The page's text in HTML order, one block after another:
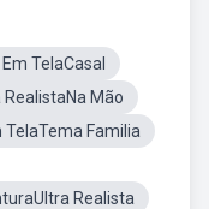
TelaCasal
RealistaNa Mão
TelaTema Familia
Realista